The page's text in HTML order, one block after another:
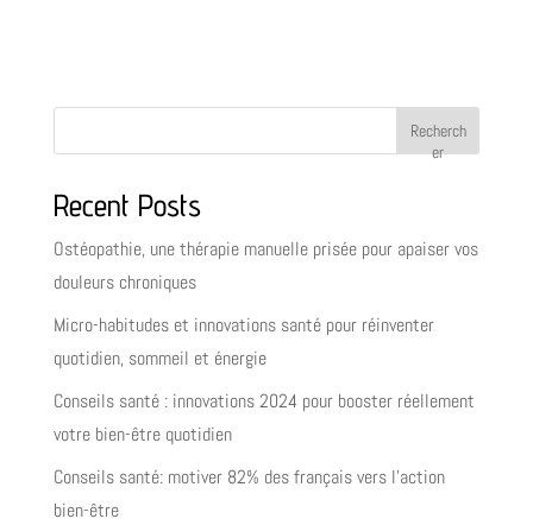
Recherch
er
Recent Posts
Ostéopathie, une thérapie manuelle prisée pour apaiser vos
douleurs chroniques
Micro-habitudes et innovations santé pour réinventer
quotidien, sommeil et énergie
Conseils santé : innovations 2024 pour booster réellement
votre bien-être quotidien
Conseils santé: motiver 82% des français vers l’action
bien-être